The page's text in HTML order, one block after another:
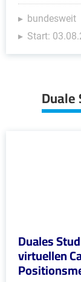
bundesweit
Start:
Duales
virtuellen